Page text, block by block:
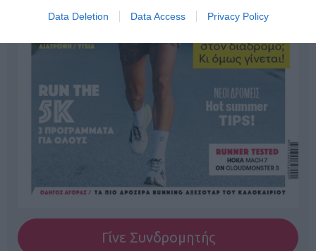
Data Deletion Data Access Privacy Policy
Γίνε Συνδρομητής